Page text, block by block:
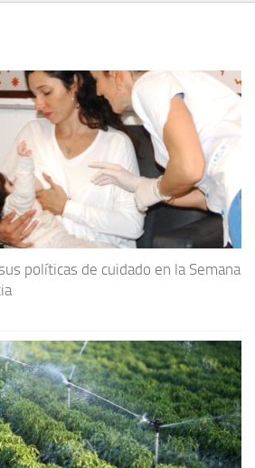
políticas de cuidado en la Semana